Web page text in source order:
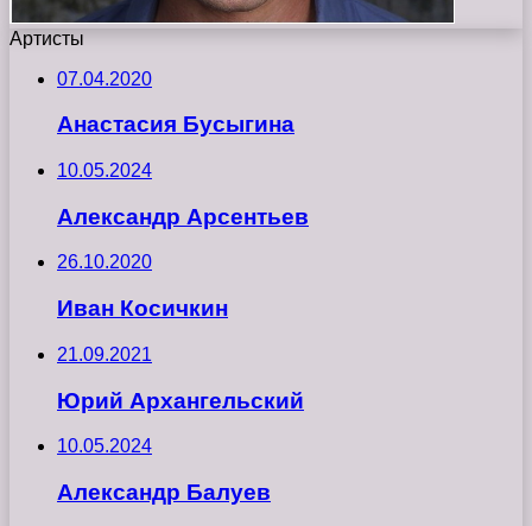
Артисты
07.04.2020
Анастасия Бусыгина
10.05.2024
Александр Арсентьев
26.10.2020
Иван Косичкин
21.09.2021
Юрий Архангельский
10.05.2024
Александр Балуев